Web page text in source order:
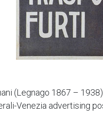
(Legnago 1867 – 1938)
Venezia advertising